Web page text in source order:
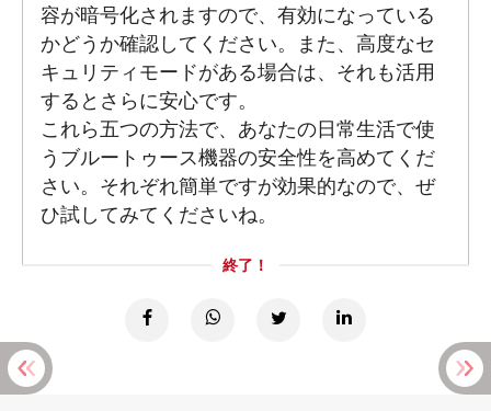
容が暗号化されますので、有効になっている
かどうか確認してください。また、高度なセ
キュリティモードがある場合は、それも活用
するとさらに安心です。
これら五つの方法で、あなたの日常生活で使
うブルートゥース機器の安全性を高めてくだ
さい。それぞれ簡単ですが効果的なので、ぜ
ひ試してみてくださいね。
終了！